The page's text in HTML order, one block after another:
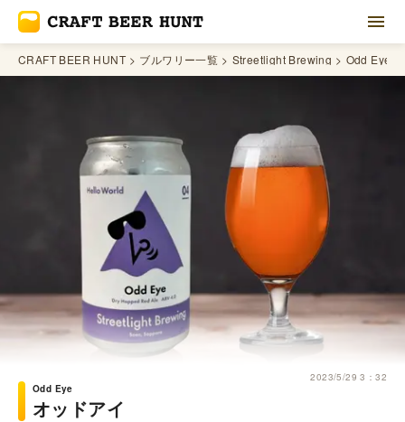
CRAFT BEER HUNT ブルワリー一覧 Streetlight Brewing Odd Eye
2023/5/29 3：32
Odd Eye
オッドアイ